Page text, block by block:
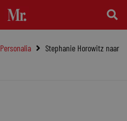
Personalia
Stephanie Horowitz naar